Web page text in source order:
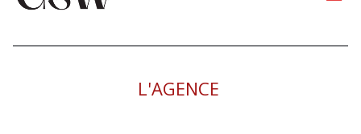
L'AGENCE